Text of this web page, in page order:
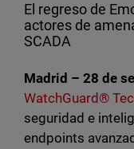
El regreso de
actores de
SCADA
Madrid – 28 de
WatchGuard®
seguridad e
endpoints